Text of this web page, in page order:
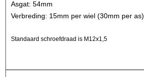
Asgat: 54mm
Verbreding: 15mm per wiel (30mm per as)
Standaard schroefdraad is M12x1,5